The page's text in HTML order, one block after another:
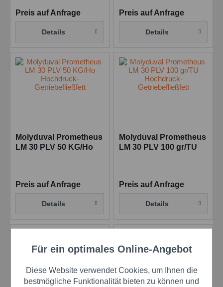
Preis auf Anfrage
Details
Preis auf Anfrage
Details
Molyduval Prometheus
LM 30 PLV 50 KG/Ho
Preis auf Anfrage
Details
Molyduval Prometheus
LM 30 PLV 100 gr/TU
Preis auf Anfrage
Details
Funktionale Aktiv
Marketing Aktiv
Für ein optimales Online-Angebot
Diese Website verwendet Cookies, um Ihnen die
bestmögliche Funktionalität bieten zu können und